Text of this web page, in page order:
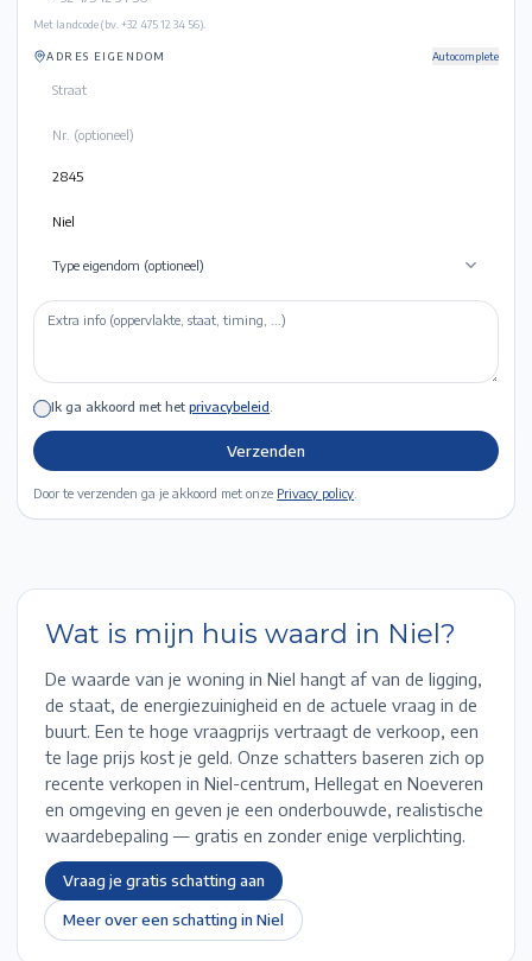
Met landcode (bv. +32 475 12 34 56).
ADRES EIGENDOM Autocomplete
Type eigendom (optioneel)
Ik ga akkoord met het privacybeleid
Verzenden
Door te verzenden ga je akkoord met onze Privacy policy
Wat is mijn huis waard in Niel?
De waarde van je woning in Niel hangt af van de ligging,
de staat, de energiezuinigheid en de actuele vraag in de
buurt. Een te hoge vraagprijs vertraagt de verkoop, een
te lage prijs kost je geld. Onze schatters baseren zich op
recente verkopen in Niel-centrum, Hellegat en Noeveren
en omgeving en geven je een onderbouwde, realistische
waardebepaling — gratis en zonder enige verplichting.
Vraag je gratis schatting aan
Meer over een schatting in Niel